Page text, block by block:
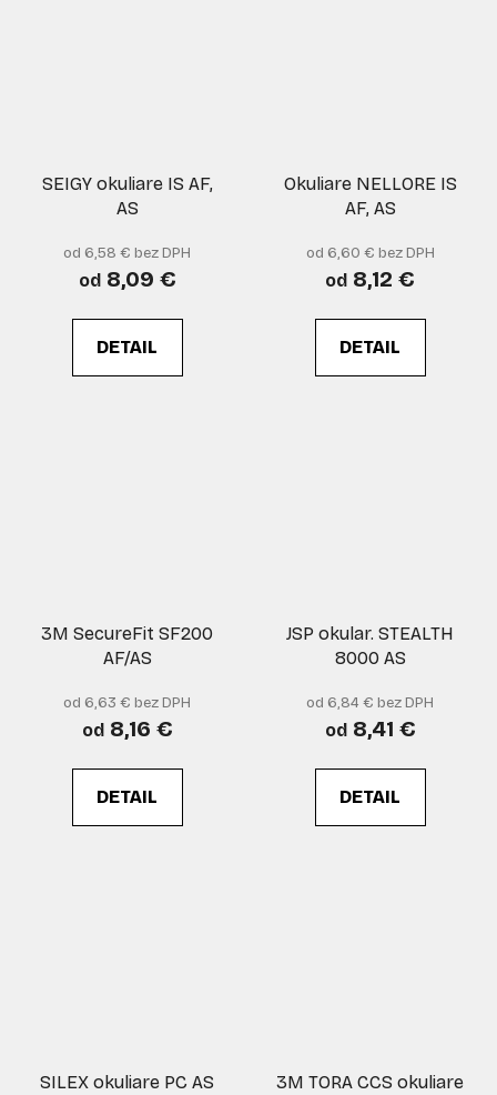
SEIGY okuliare IS AF,
AS
od 6,58 € bez DPH
od8,09 €
DETAIL
Okuliare NELLORE IS
AF, AS
od 6,60 € bez DPH
od 8,12 €
DETAIL
3M SecureFit SF200
AF/AS
od 6,63 € bez DPH
od8,16 €
DETAIL
JSP okular. STEALTH
8000 AS
od 6,84 € bez DPH
od8,41 €
DETAIL
SILEX okuliare PC AS
3M TORA CCS okuliare